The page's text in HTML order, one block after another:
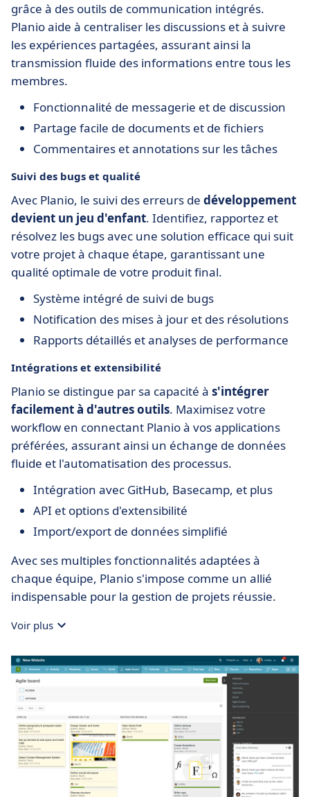
grâce à des outils de communication intégrés.
Planio aide à centraliser les discussions et à suivre
les expériences partagées, assurant ainsi la
transmission fluide des informations entre tous les
membres.
Fonctionnalité de messagerie et de discussion
Partage facile de documents et de fichiers
Commentaires et annotations sur les tâches
Suivi des bugs et qualité
Avec Planio, le suivi des erreurs de développement
devient un jeu d'enfant. Identifiez, rapportez et
résolvez les bugs avec une solution efficace qui suit
votre projet à chaque étape, garantissant une
qualité optimale de votre produit final.
Système intégré de suivi de bugs
Notification des mises à jour et des résolutions
Rapports détaillés et analyses de performance
Intégrations et extensibilité
Planio se distingue par sa capacité à s'intégrer
facilement à d'autres outils. Maximisez votre
workflow en connectant Planio à vos applications
préférées, assurant ainsi un échange de données
fluide et l'automatisation des processus.
Intégration avec GitHub, Basecamp, et plus
API et options d'extensibilité
Import/export de données simplifié
Avec ses multiples fonctionnalités adaptées à
chaque équipe, Planio s'impose comme un allié
indispensable pour la gestion de projets réussie.
Voir plus